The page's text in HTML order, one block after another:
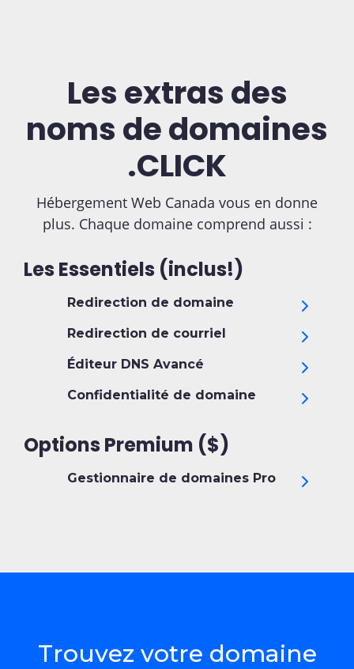
Les extras des
noms de domaines
.CLICK
Hébergement Web Canada vous en donne
plus. Chaque domaine comprend aussi :
Les Essentiels (inclus!)
Redirection de domaine
Redirection de courriel
Éditeur DNS Avancé
Confidentialité de domaine
Options Premium ($)
Gestionnaire de domaines Pro
Trouvez votre domaine